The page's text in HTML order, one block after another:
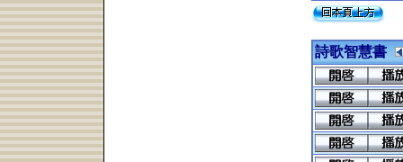
詩歌智慧書